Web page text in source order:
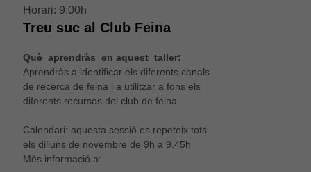
Horari: 9:00h
Treu suc al Club Feina
Què aprendràs en aquest taller:
Aprendràs a identificar els diferents canals
de recerca de feina i a utilitzar a fons els
diferents recursos del club de feina.
Calendari: aquesta sessió es repeteix tots
els dilluns de novembre de 9h a 9.45h
Més informació a: